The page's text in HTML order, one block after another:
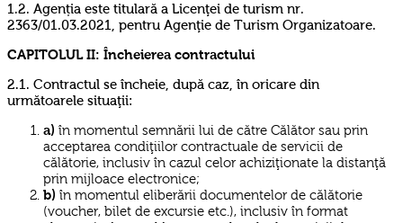
1.2. Agenția este titulară a Licenţei de turism nr.
2363/01.03.2021, pentru Agenţie de Turism Organizatoare.
CAPITOLUL II: Încheierea contractului
2.1. Contractul se încheie, după caz, în oricare din
următoarele situaţii:
a) în momentul semnării lui de către Călător sau prin
acceptarea condiţiilor contractuale de servicii de
călătorie, inclusiv în cazul celor achiziţionate la distanţă
prin mijloace electronice;
b) în momentul eliberării documentelor de călătorie
(voucher, bilet de excursie etc.), inclusiv în format